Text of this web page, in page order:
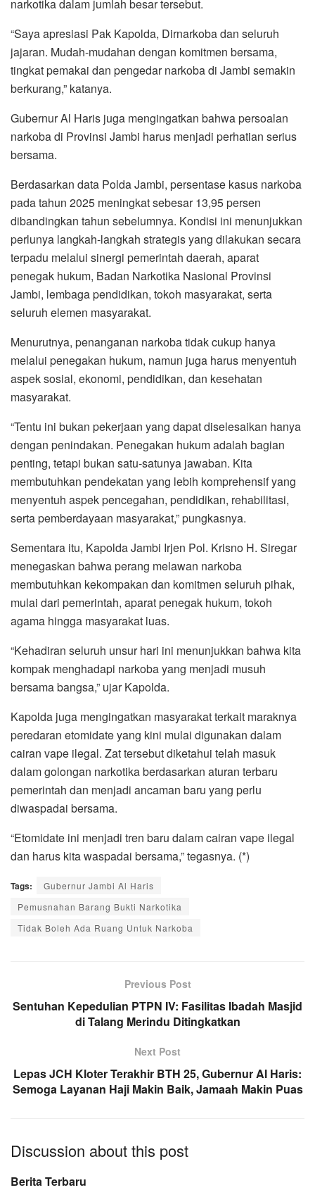
narkotika dalam jumlah besar tersebut.
“Saya apresiasi Pak Kapolda, Dirnarkoba dan seluruh
jajaran. Mudah-mudahan dengan komitmen bersama,
tingkat pemakai dan pengedar narkoba di Jambi semakin
berkurang,” katanya.
Gubernur Al Haris juga mengingatkan bahwa persoalan
narkoba di Provinsi Jambi harus menjadi perhatian serius
bersama.
Berdasarkan data Polda Jambi, persentase kasus narkoba
pada tahun 2025 meningkat sebesar 13,95 persen
dibandingkan tahun sebelumnya. Kondisi ini menunjukkan
perlunya langkah-langkah strategis yang dilakukan secara
terpadu melalui sinergi pemerintah daerah, aparat
penegak hukum, Badan Narkotika Nasional Provinsi
Jambi, lembaga pendidikan, tokoh masyarakat, serta
seluruh elemen masyarakat.
Menurutnya, penanganan narkoba tidak cukup hanya
melalui penegakan hukum, namun juga harus menyentuh
aspek sosial, ekonomi, pendidikan, dan kesehatan
masyarakat.
“Tentu ini bukan pekerjaan yang dapat diselesaikan hanya
dengan penindakan. Penegakan hukum adalah bagian
penting, tetapi bukan satu-satunya jawaban. Kita
membutuhkan pendekatan yang lebih komprehensif yang
menyentuh aspek pencegahan, pendidikan, rehabilitasi,
serta pemberdayaan masyarakat,” pungkasnya.
Sementara itu, Kapolda Jambi Irjen Pol. Krisno H. Siregar
menegaskan bahwa perang melawan narkoba
membutuhkan kekompakan dan komitmen seluruh pihak,
mulai dari pemerintah, aparat penegak hukum, tokoh
agama hingga masyarakat luas.
“Kehadiran seluruh unsur hari ini menunjukkan bahwa kita
kompak menghadapi narkoba yang menjadi musuh
bersama bangsa,” ujar Kapolda.
Kapolda juga mengingatkan masyarakat terkait maraknya
peredaran etomidate yang kini mulai digunakan dalam
cairan vape ilegal. Zat tersebut diketahui telah masuk
dalam golongan narkotika berdasarkan aturan terbaru
pemerintah dan menjadi ancaman baru yang perlu
diwaspadai bersama.
“Etomidate ini menjadi tren baru dalam cairan vape ilegal
dan harus kita waspadai bersama,” tegasnya. (*)
Tags:
Gubernur Jambi Al Haris
Pemusnahan Barang Bukti Narkotika
Tidak Boleh Ada Ruang Untuk Narkoba
Previous Post
Sentuhan Kepedulian PTPN IV: Fasilitas Ibadah Masjid
di Talang Merindu Ditingkatkan
Next Post
Lepas JCH Kloter Terakhir BTH 25, Gubernur Al Haris:
Semoga Layanan Haji Makin Baik, Jamaah Makin Puas
Discussion about this post
Berita Terbaru